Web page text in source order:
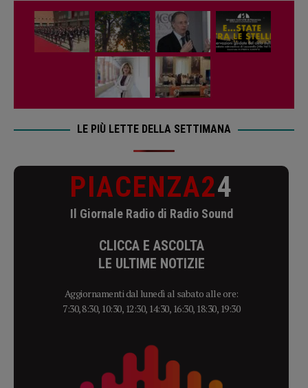
LE PIÙ LETTE DELLA SETTIMANA
PIACENZA24
Il Giornale Radio di Radio Sound
CLICCA E ASCOLTA
LE ULTIME NOTIZIE
Aggiornamenti dal lunedì al sabato alle ore:
7:30, 8:30, 10:30, 12:30, 14:30, 16:30, 18:30, 19:30